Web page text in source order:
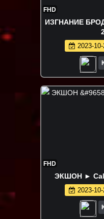
FHD
ИЗГНАНИЕ
2023-
FHD
ЭКШОН ► Call
2023-